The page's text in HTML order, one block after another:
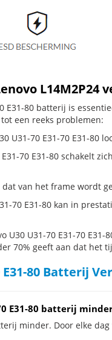
L14M2P24
E31-80 batterij is
een reeks problemen:
U31-70 E31-70 E31-80
70 E31-80 schakelt
van het frame wordt
70 E31-80 kan in
U31-70 E31-70
70% geeft aan dat het
E31-80 Batterij
E31-80 batterij
minder. Door elke